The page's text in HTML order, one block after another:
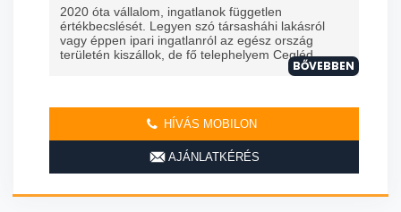
2020 óta vállalom, ingatlanok független
értékbecslését. Legyen szó társasháhi lakásról
vagy éppen ipari ingatlanról az egész ország
területén kiszállok, de fő telephelyem Cegléd ...
BŐVEBBEN
HÍVÁS MOBILON
AJÁNLATKÉRÉS